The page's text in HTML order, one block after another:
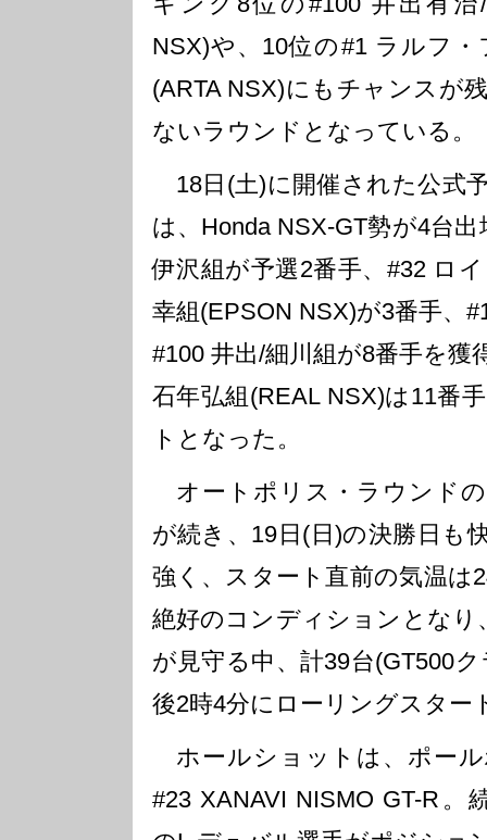
NSX)や、10位の#1 ラルフ
(ARTA NSX)にもチャンスが
ないラウンドとなっている。
18日(土)に開催された公式
は、Honda NSX-GT勢が4台
伊沢組が予選2番手、#32 ロ
幸組(EPSON NSX)が3番手、
#100 井出/細川組が8番手を獲
石年弘組(REAL NSX)は11番
トとなった。
オートポリス・ラウンド
が続き、19日(日)の決勝日も
強く、スタート直前の気温
絶好のコンディションとなり
が見守る中、計39台(GT500
後2時4分にローリングスター
ホールショットは、ポー
#23 XANAVI NISMO GT-R。